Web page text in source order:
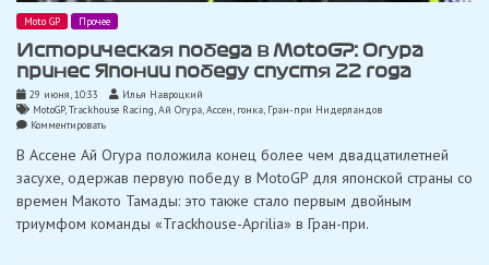
Moto GP Прочее
Историческая победа в MotoGP: Огура
принес Японии победу спустя 22 года
29 июня, 10:33
Илья Навроцкий
MotoGP,Trackhouse Racing,Ай Огура,Ассен, гонка, Гран-при Нидерландов
Комментироватьon
победа
MotoGP:
Огура
Японии
В Ассене Ай Огура положила конец более чем двадцатилетней
засухе, одержав первую победу в MotoGP для японской страны со
времен Макото Тамады: это также стало первым двойным
триумфом команды «Trackhouse-Aprilia» в Гран-при.